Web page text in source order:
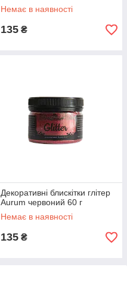
Немає в наявності
135 ₴
Декоративні блискітки глітер
Aurum червоний 60 г
Немає в наявності
135 ₴